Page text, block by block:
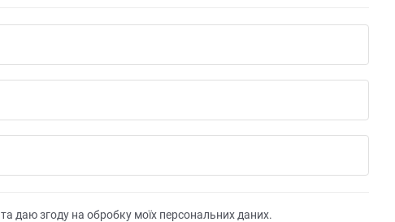
та даю згоду на обробку моїх персональних даних.